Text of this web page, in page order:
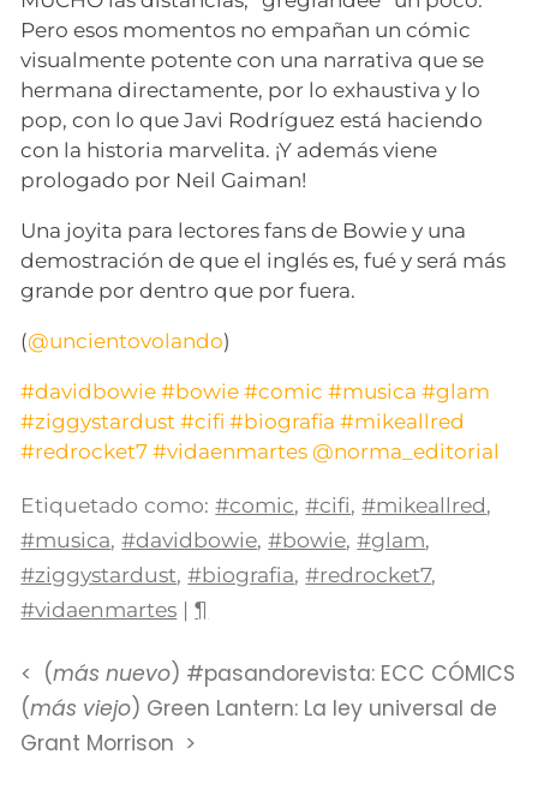
Pero esos momentos no empañan un cómic
visualmente potente con una narrativa que se
hermana directamente, por lo exhaustiva y lo
pop, con lo que Javi Rodríguez está haciendo
con la historia marvelita. ¡Y además viene
prologado por Neil Gaiman!
Una joyita para lectores fans de Bowie y una
demostración de que el inglés es, fué y será más
grande por dentro que por fuera.
(@uncientovolando)
#davidbowie #bowie #comic #musica #glam
#ziggystardust #cifi #biografia #mikeallred
#redrocket7 #vidaenmartes @norma_editorial
Etiquetado como: #comic,#cifi,#mikeallred,
#musica,#davidbowie,#bowie,#glam,
#ziggystardust,#biografia,#redrocket7,
#vidaenmartes |¶
(más nuevo) #pasandorevista: ECC CÓMICS
(más viejo) Green Lantern: La ley universal de
Grant Morrison